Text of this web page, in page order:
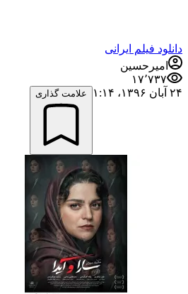
دانلود فیلم ایرانی
امیرحسین
۱۷٬۷۳۷
۲۴ آبان ۱۳۹۶،‏ ۱:۱۴
علامت گذاری